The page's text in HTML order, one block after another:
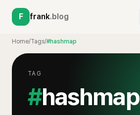
F frank.blog
Home/Tags/#hashmap
TAG
#hashmap